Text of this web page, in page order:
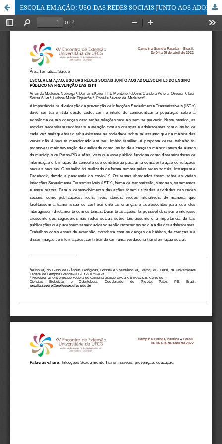
ESCOLA EM AÇÃO: USO DAS REDES SOCIAIS JUNTO AOS ADOLESCENTES DO ENSINO PÚBLICO NA PREVENÇÃO DAS IST’s